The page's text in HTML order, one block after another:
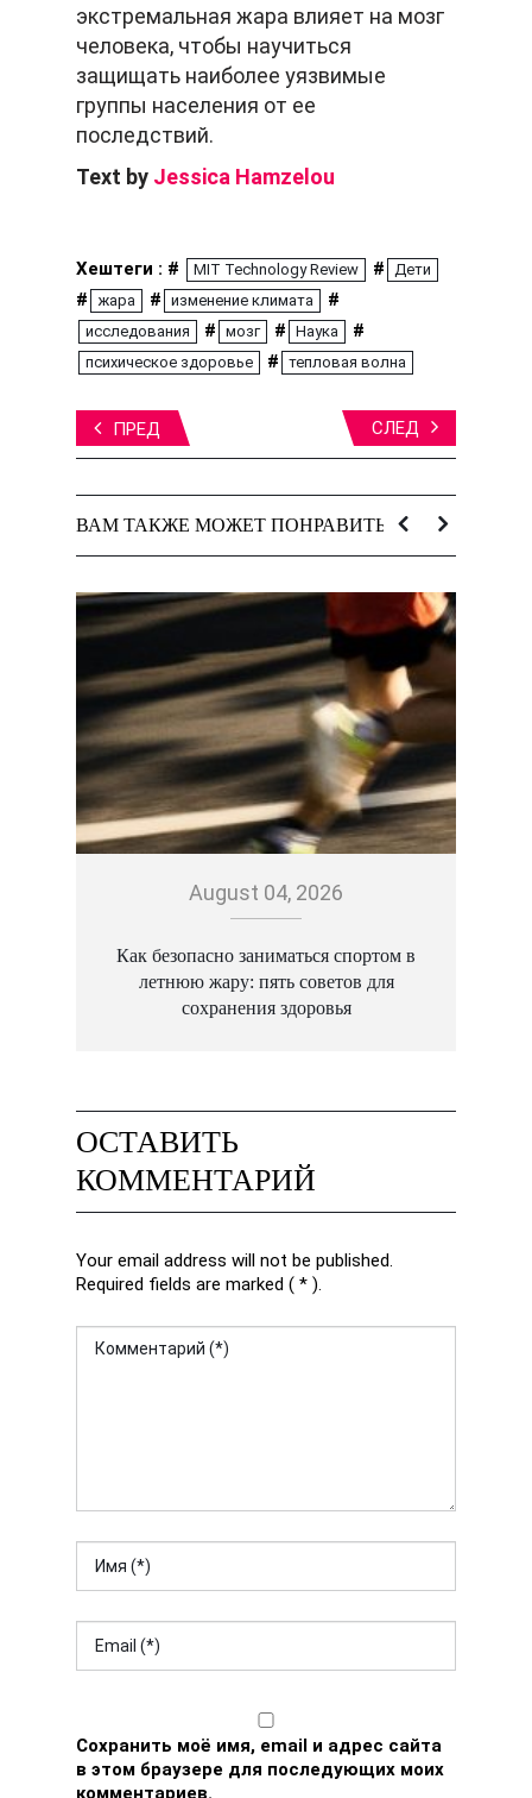
экстремальная жара влияет на мозг
человека, чтобы научиться
защищать наиболее уязвимые
группы населения от ее
последствий.
Text by Jessica Hamzelou
Хештеги : # MIT Technology Review # Дети
# жара # изменение климата #
исследования # мозг # Наука #
психическое здоровье # тепловая волна
ПРЕД СЛЕД
ВАМ ТАКЖЕ МОЖЕТ ПОНРАВИТЬСЯ:
August 04, 2026
Как безопасно заниматься спортом в
летнюю жару: пять советов для
сохранения здоровья
ОСТАВИТЬ
КОММЕНТАРИЙ
Your email address will not be published.
Required fields are marked ( * ).
Сохранить моё имя, email и адрес сайта
в этом браузере для последующих моих
комментариев.